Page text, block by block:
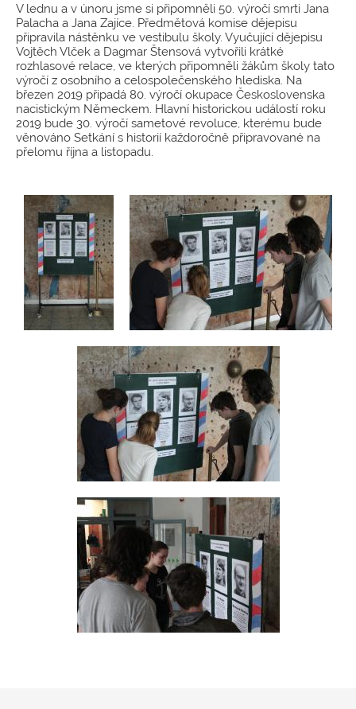
V lednu a v únoru jsme si připomněli 50. výročí smrti Jana
Palacha a Jana Zajíce. Předmětová komise dějepisu
připravila nástěnku ve vestibulu školy. Vyučující dějepisu
Vojtěch Vlček a Dagmar Štensová vytvořili krátké
rozhlasové relace, ve kterých připomněli žákům školy tato
výročí z osobního a celospolečenského hlediska. Na
březen 2019 připadá 80. výročí okupace Československa
nacistickým Německem. Hlavní historickou událostí roku
2019 bude 30. výročí sametové revoluce, kterému bude
věnováno Setkání s historií každoročně připravované na
přelomu října a listopadu.